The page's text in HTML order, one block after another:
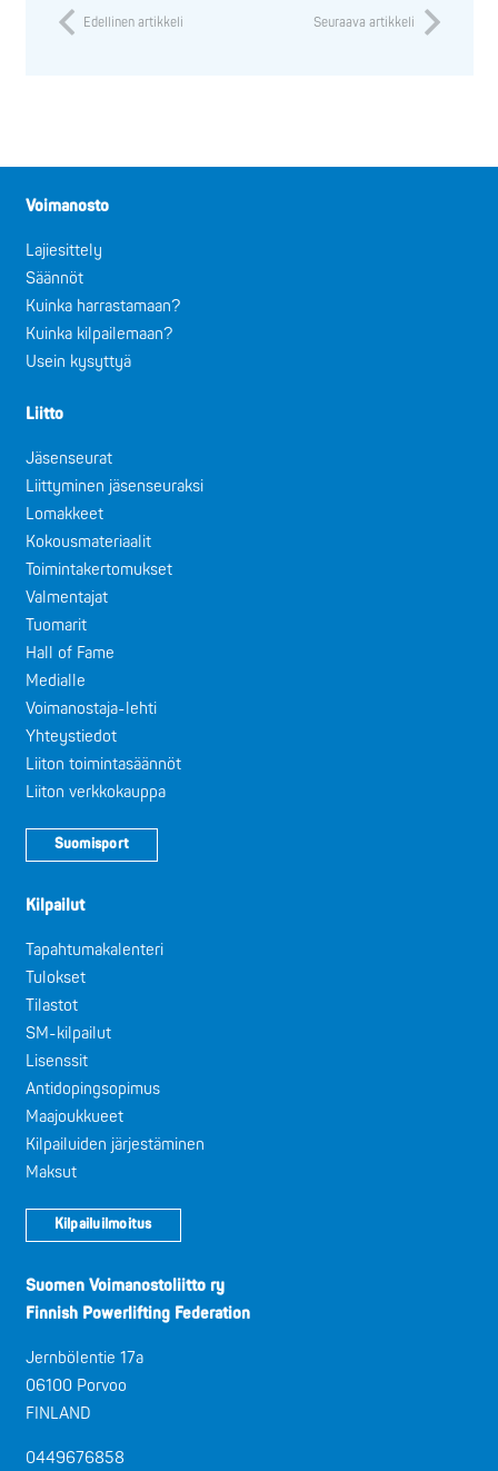
Edellinen artikkeli Seuraava artikkeli
Voimanosto
Lajiesittely
Säännöt
Kuinka harrastamaan?
Kuinka kilpailemaan?
Usein kysyttyä
Liitto
Jäsenseurat
Liittyminen jäsenseuraksi
Lomakkeet
Kokousmateriaalit
Toimintakertomukset
Valmentajat
Tuomarit
Hall of Fame
Medialle
Voimanostaja-lehti
Yhteystiedot
Liiton toimintasäännöt
Liiton verkkokauppa
Suomisport
Kilpailut
Tapahtumakalenteri
Tulokset
Tilastot
SM-kilpailut
Lisenssit
Antidopingsopimus
Maajoukkueet
Kilpailuiden järjestäminen
Maksut
Kilpailuilmoitus
Suomen Voimanostoliitto ry
Finnish Powerlifting Federation
Jernbölentie 17a
06100 Porvoo
FINLAND
0449676858